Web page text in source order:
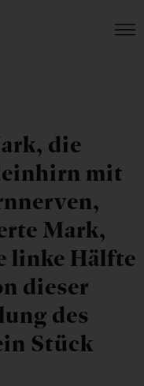
die
mit
Mark,
linke Hälfte
dieser
des
Stück